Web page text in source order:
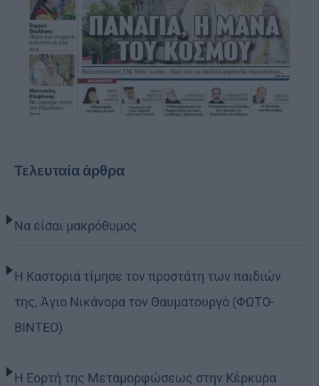
Τελευταία άρθρα
Να είσαι μακρόθυμος
Η Καστοριά τίμησε τον προστάτη των παιδιών
της, Άγιο Νικάνορα τον Θαυματουργό (ΦΩΤΟ-
ΒΙΝΤΕΟ)
Η Εορτή της Μεταμορφώσεως στην Κέρκυρα